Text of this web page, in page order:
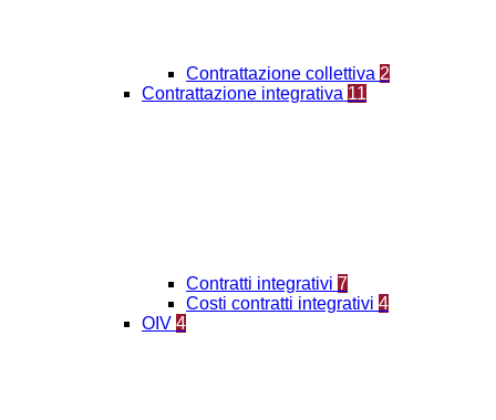
Contrattazione collettiva 2
Contrattazione integrativa 11
Contratti integrativi 7
Costi contratti integrativi 4
OIV 4